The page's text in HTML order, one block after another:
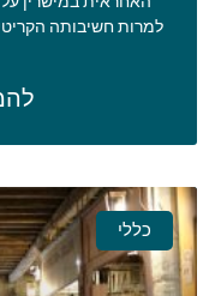
למרות חשיבותה
כללי